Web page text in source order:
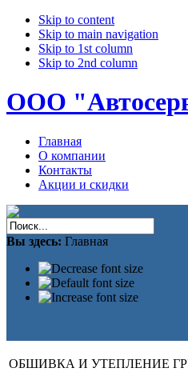
Skip to content
Skip to main navigation
Skip to 1st column
Skip to 2nd column
ООО
Главная
О компании
Контакты
Акции и скидки
Вы здесь: Главная
ОБШИВКА И УТЕПЛЕНИЕ